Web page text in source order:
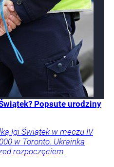
Popsute urodziny
Igi Świątek w meczu IV
w Toronto. Ukrainka
rozpoczęciem